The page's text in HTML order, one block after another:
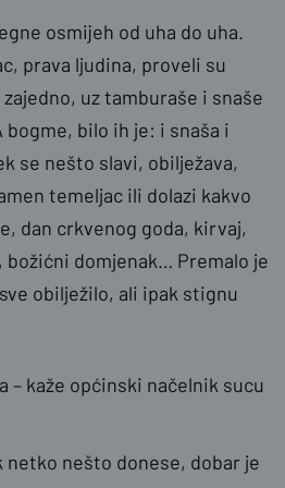
osmijeh od uha do uha.
prava ljudina, proveli su
uz tamburaše i snaše
bilo ih je: i snaša i
se nešto slavi, obilježava,
temeljac ili dolazi kakvo
dan crkvenog goda, kirvaj,
božićni domjenak… Premalo je
obilježilo, ali ipak stignu
– kaže općinski načelnik sucu
netko nešto donese, dobar je